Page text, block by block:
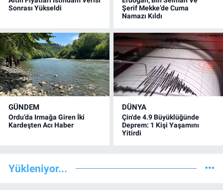
Sonrası Yükseldi
Şerif Mekke’de Cuma
Namazı Kıldı
GÜNDEM
Ordu’da Irmağa Giren İki
Kardeşten Acı Haber
DÜNYA
Çin'de 4.9 Büyüklüğünde
Deprem: 1 Kişi Yaşamını
Yitirdi
Yükleniyor...